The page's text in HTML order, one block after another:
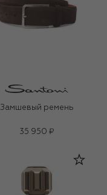
Замшевый ремень
35 950 ₽